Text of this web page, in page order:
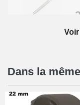
Dans la